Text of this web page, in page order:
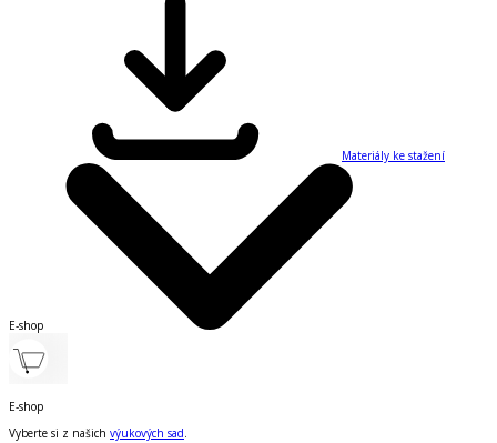
Materiály ke stažení
E-shop
E-shop
Vyberte si z našich výukových sad.